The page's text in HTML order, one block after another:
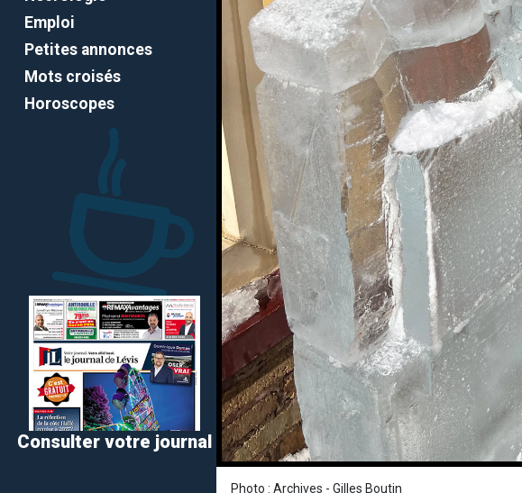
Emploi
Petites annonces
Mots croisés
Horoscopes
Consulter votre journal
Photo : Archives - Gilles Boutin